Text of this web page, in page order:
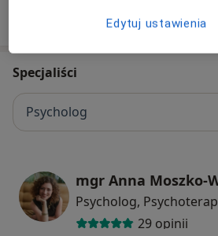
W jaki sposób ustalane są ceny?
Specjaliści
Psycholog
mgr Anna Moszko-
Psycholog,
29 opinii
Edytuj ustawienia